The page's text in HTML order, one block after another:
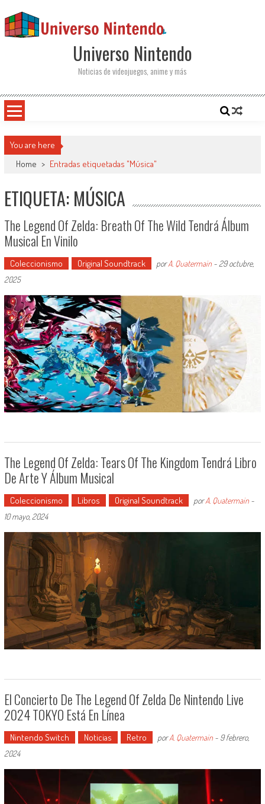
Universo Nintendo
Noticias de videojuegos, anime y más
You are here
Home > Entradas etiquetadas "Música"
ETIQUETA: MÚSICA
The Legend Of Zelda: Breath Of The Wild Tendrá Álbum
Musical En Vinilo
Coleccionismo Original Soundtrack porA. Quatermain- 29 octubre,
2025
The Legend Of Zelda: Tears Of The Kingdom Tendrá Libro
De Arte Y Álbum Musical
Coleccionismo Libros Original Soundtrack porA. Quatermain-
10 mayo, 2024
El Concierto De The Legend Of Zelda De Nintendo Live
2024 TOKYO Está En Línea
Nintendo Switch Noticias Retro porA. Quatermain- 9 febrero,
2024